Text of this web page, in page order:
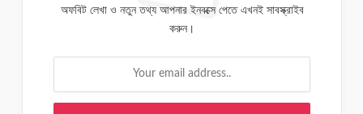
অফবিট লেখা ও নতুন তথ্য আপনার ইনবক্সে পেতে এখনই সাবস্ক্রাইব
করুন।